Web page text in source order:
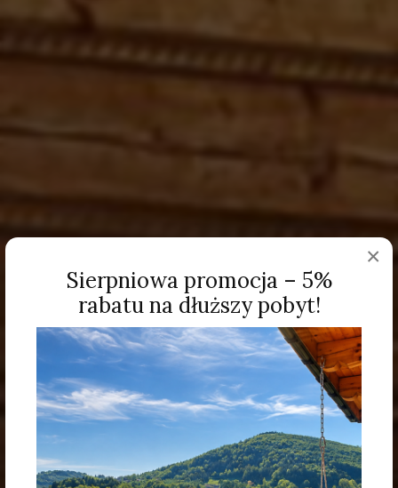
Sierpniowa promocja – 5%
rabatu na dłuższy pobyt!
×
Drewniane domki